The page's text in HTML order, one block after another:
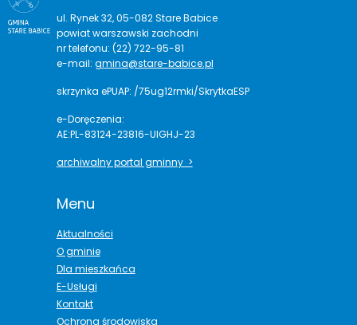
ul. Rynek 32, 05-082 Stare Babice
powiat warszawski zachodni
nr telefonu: (22) 722-95-81
e-mail: gmina@stare-babice.pl
skrzynka ePUAP: /75ug12rmki/SkrytkaESP
e-Doręczenia:
AE:PL-83124-23816-UIGHJ-23
archiwalny portal gminny >
Menu
Aktualności
O gminie
Dla mieszkańca
E-Usługi
Kontakt
Ochrona środowiska